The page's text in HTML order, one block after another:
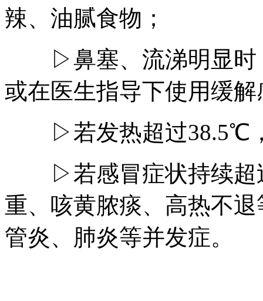
辣、油腻食物；
▷鼻塞、流涕明显时
或在医生指导下使用缓
▷若发热超过38.5℃，
▷若感冒症状持续超
重、咳黄脓痰、高热不
管炎、肺炎等并发症。